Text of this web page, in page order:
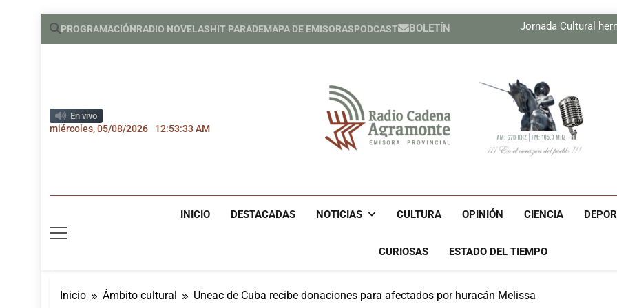
Saltar
PROGRAMACIÓNRADIO NOVELASHIT PARADEMAPA DE EMISORASPODCAST BOLETÍN
Jornada Cultural
Jornada Cultural
Compañía
En vivo
miércoles, 05/08/2026 12:53:34 AM
Radio Cadena
INICIO DESTACADAS NOTICIAS CULTURA OPINIÓN CIENCIA
CURIOSAS ESTADO DEL TIEMPO
Inicio Ámbito cultural Uneac de Cuba recibe donaciones para afectados por huracán Melissa